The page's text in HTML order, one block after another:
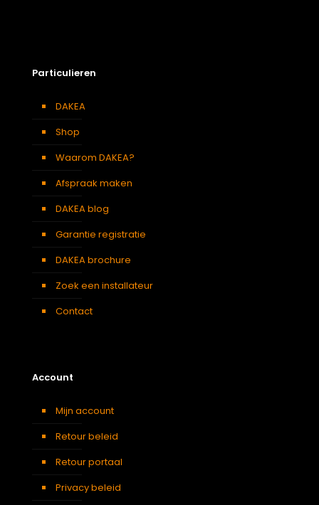
Kleur :
gordijn
Particulieren
DAKEA
Shop
Waarom DAKEA?
Afspraak maken
DAKEA blog
Garantie registratie
DAKEA brochure
Zoek een installateur
Contact
Account
Mijn account
Retour beleid
Retour portaal
Privacy beleid